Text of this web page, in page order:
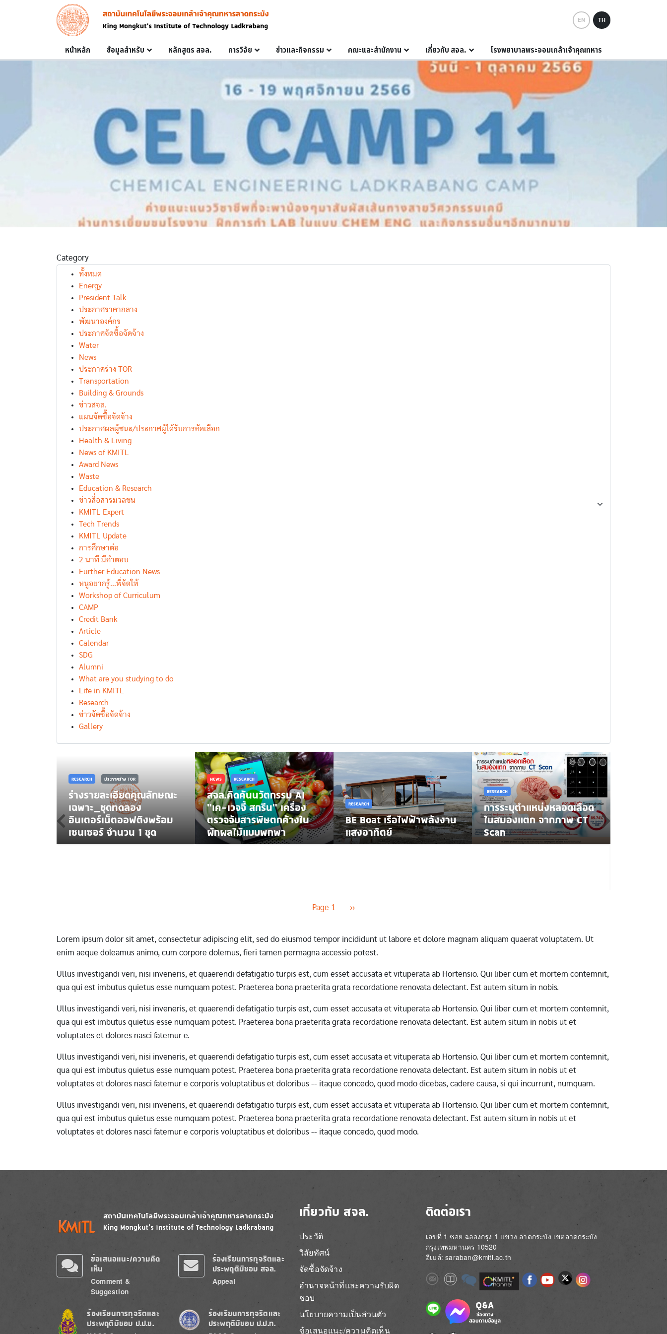
Skip to main content
Image
EN TH
Main navigation
หน้าหลัก ข้อมูลสำหรับ หลักสูตร สจล. การวิจัย ข่าวและกิจกรรม คณะและสำนักงาน เกี่ยวกับ สจล. โรงพยาบาลพระจอมเกล้าเจ้าคุณทหาร
Category
ทั้งหมด
Energy
President Talk
ประกาศราคากลาง
พัฒนาองค์กร
ประกาศจัดซื้อจัดจ้าง
Water
News
ประกาศร่าง TOR
Transportation
Building & Grounds
ข่าวสจล.
แผนจัดซื้อจัดจ้าง
ประกาศผลผู้ชนะ/ประกาศผู้ได้รับการคัดเลือก
Health & Living
News of KMITL
Award News
Waste
Education & Research
ข่าวสื่อสารมวลชน
KMITL Expert
Tech Trends
KMITL Update
การศึกษาต่อ
2 นาที มีคำตอบ
Further Education News
หนูอยากรู้...พี่จัดให้
Workshop of Curriculum
CAMP
Credit Bank
Article
Calendar
SDG
Alumni
What are you studying to do
Life in KMITL
Research
ข่าวจัดซื้อจัดจ้าง
Gallery
RESEARCH ประกาศร่าง TOR
ร่างรายละเอียดคุณลักษณะ
เฉพาะ_ชุดทดลอง
อินเตอร์เน็ตออฟติงพร้อม
เซนเซอร์ จำนวน 1 ชุด
NEWS RESEARCH
สจล.คิดค้นนวัตกรรม AI
"เค-เวจจี้ สกรีน" เครื่อง
ตรวจจับสารพิษตกค้างใน
ผักผลไม้แบบพกพา
RESEARCH
BE Boat เรือไฟฟ้าพลังงาน
แสงอาทิตย์
RESEARCH
การระบุตำแหน่งหลอดเลือด
ในสมองแตก จากภาพ CT
Scan
Page 1 Next page
››
Lorem ipsum dolor sit amet, consectetur adipiscing elit, sed do eiusmod tempor incididunt ut labore et dolore magnam aliquam quaerat voluptatem. Ut
enim aeque doleamus animo, cum corpore dolemus, fieri tamen permagna accessio potest.
Ullus investigandi veri, nisi inveneris, et quaerendi defatigatio turpis est, cum esset accusata et vituperata ab Hortensio. Qui liber cum et mortem contemnit,
qua qui est imbutus quietus esse numquam potest. Praeterea bona praeterita grata recordatione renovata delectant. Est autem situm in nobis.
Ullus investigandi veri, nisi inveneris, et quaerendi defatigatio turpis est, cum esset accusata et vituperata ab Hortensio. Qui liber cum et mortem contemnit,
qua qui est imbutus quietus esse numquam potest. Praeterea bona praeterita grata recordatione renovata delectant. Est autem situm in nobis ut et
voluptates et dolores nasci fatemur e.
Ullus investigandi veri, nisi inveneris, et quaerendi defatigatio turpis est, cum esset accusata et vituperata ab Hortensio. Qui liber cum et mortem contemnit,
qua qui est imbutus quietus esse numquam potest. Praeterea bona praeterita grata recordatione renovata delectant. Est autem situm in nobis ut et
voluptates et dolores nasci fatemur e corporis voluptatibus et doloribus -- itaque concedo, quod modo dicebas, cadere causa, si qui incurrunt, numquam.
Ullus investigandi veri, nisi inveneris, et quaerendi defatigatio turpis est, cum esset accusata et vituperata ab Hortensio. Qui liber cum et mortem contemnit,
qua qui est imbutus quietus esse numquam potest. Praeterea bona praeterita grata recordatione renovata delectant. Est autem situm in nobis ut et
voluptates et dolores nasci fatemur e corporis voluptatibus et doloribus -- itaque concedo, quod modo.
Image Image
ข้อเสนอแนะ/ความคิด
เห็น
Comment &
Suggestion
ร้องเรียนการทุจริตและ
ประพฤติมิชอบ สจล.
Appeal
Image
ร้องเรียนการทุจริตและ
ประพฤติมิชอบ ป.ป.ช.
Image
ร้องเรียนการทุจริตและ
ประพฤติมิชอบ ป.ป.ท.
เกี่ยวกับ สจล.
ประวัติ
วิสัยทัศน์
จัดซื้อจัดจ้าง
อำนาจหน้าที่และความรับผิด
ชอบ
นโยบายความเป็นส่วนตัว
ข้อเสนอแนะ/ความคิดเห็น
ติดต่อเรา
เลขที่ 1 ซอย ฉลองกรุง 1 แขวง ลาดกระบัง เขตลาดกระบัง
กรุงเทพมหานคร 10520
อีเมล์: saraban@kmitl.ac.th
ImageImageImage Image ImageImageImageImage
Image Image